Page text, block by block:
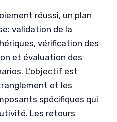
réussi, un plan
validation de la
vérification des
et évaluation des
L’objectif est
et les
spécifiques qui
Les retours